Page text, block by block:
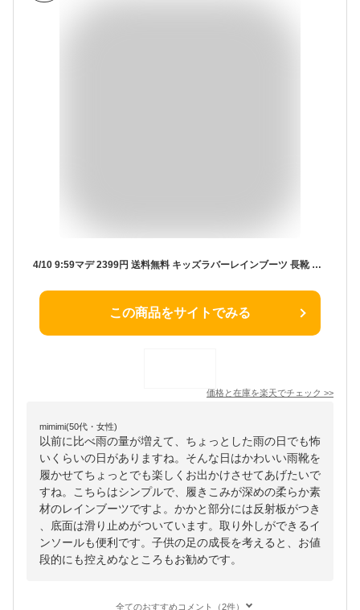
4/10 9:59マデ 2399円 送料無料 キッズラバーレインブーツ 長靴 雨靴 レインシューズ キッズ 子供用 防水 梅雨対策 雨 雪 かわいい 可愛い おしゃれ 合成ゴム 台風対策 最強配送 ssa
この商品をサイトでみる
価格と在庫を楽天でチェック >>
mimimi(50代・女性)
以前に比べ雨の量が増えて、ちょっとした雨の日でも怖
いくらいの日がありますね。そんな日はかわいい雨靴を
履かせてちょっとでも楽しくお出かけさせてあげたいで
すね。こちらはシンプルで、履きこみが深めの柔らか素
材のレインブーツですよ。かかと部分には反射板がつき
、底面は滑り止めがついています。取り外しができるイ
ンソールも便利です。子供の足の成長を考えると、お値
段的にも控えめなところもお勧めです。
全てのおすすめコメント（2件）